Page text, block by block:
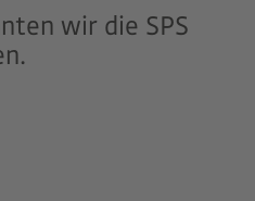
wir die SPS